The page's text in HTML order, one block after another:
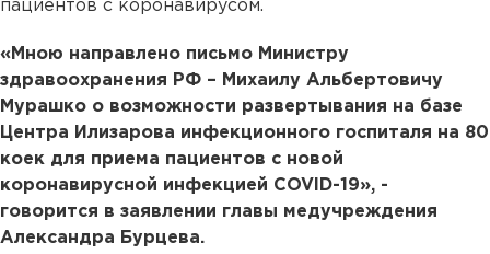
пациентов с коронавирусом.
«Мною направлено письмо Министру
здравоохранения РФ – Михаилу Альбертовичу
Мурашко о возможности развертывания на базе
Центра Илизарова инфекционного госпиталя на 80
коек для приема пациентов с новой
коронавирусной инфекцией COVID-19», -
говорится в заявлении главы медучреждения
Александра Бурцева.